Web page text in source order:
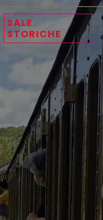
SALE
STORICHE